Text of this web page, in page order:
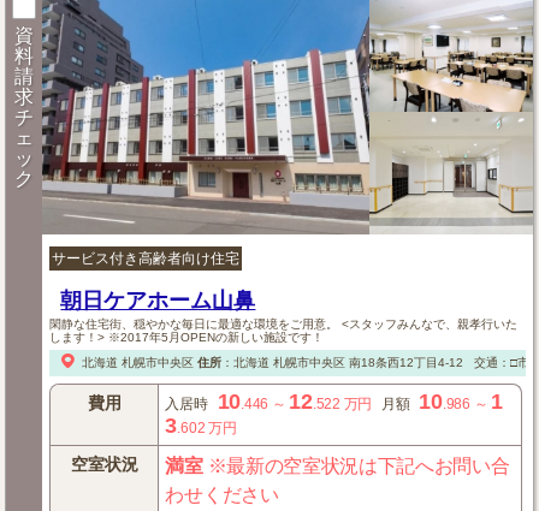
資
料
請
求
チ
ェ
ッ
ク
サービス付き高齢者向け住宅
朝日ケアホーム山鼻
閑静な住宅街、穏やかな毎日に最適な環境をご用意。 <スタッフみんなで、親孝行いた
します！> ※2017年5月OPENの新しい施設です！
北海道 札幌市中央区 住所： 北海道 札幌市中央区南18条西12丁目4-12 交通：□市
費用 入居時 10.446 ～ 12.522 万円 月額 10.986 ～ 1
3.602 万円
空室状況 満室※最新の空室状況は下記へお問い合
わせください